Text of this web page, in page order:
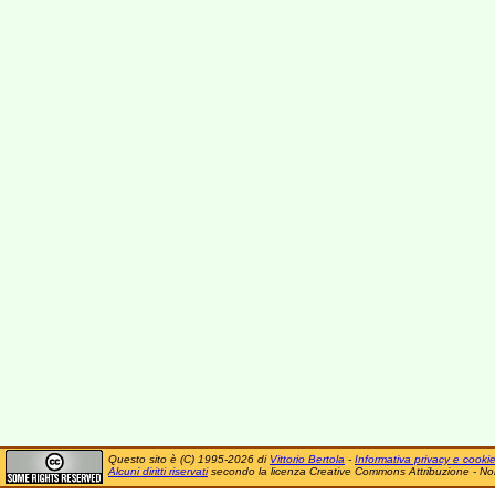
Questo sito è (C) 1995-2026 di Vittorio Bertola - Informativa privacy e cookie
Alcuni diritti riservatisecondo la licenza Creative Commons Attribuzione -